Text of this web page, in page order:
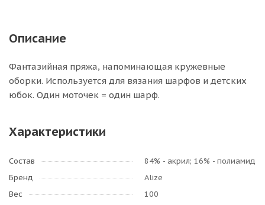
Описание
Фантазийная пряжа, напоминающая кружевные
оборки. Используется для вязания шарфов и детских
юбок. Один моточек = один шарф.
Характеристики
Состав
84% - акрил; 16% - полиамид
Бренд
Alize
Вес
100